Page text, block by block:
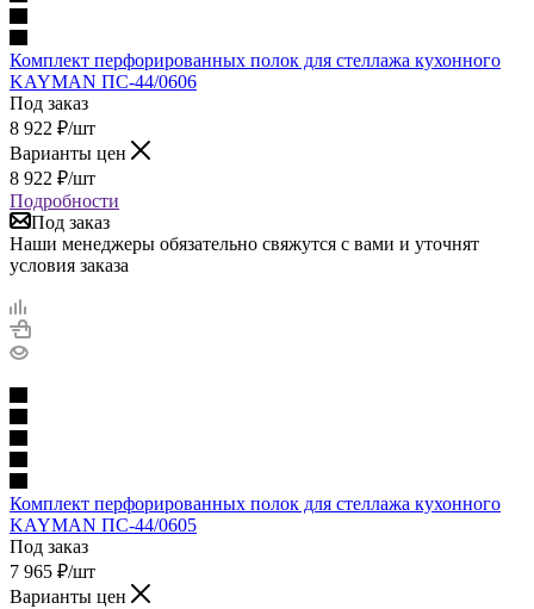
Комплект перфорированных полок для стеллажа кухонного
KAYMAN ПС-44/0606
Под заказ
8 922 ₽/шт
Варианты цен
8 922 ₽/шт
Подробности
Под заказ
Наши менеджеры обязательно свяжутся с вами и уточнят
условия заказа
Комплект перфорированных полок для стеллажа кухонного
KAYMAN ПС-44/0605
Под заказ
7 965 ₽/шт
Варианты цен